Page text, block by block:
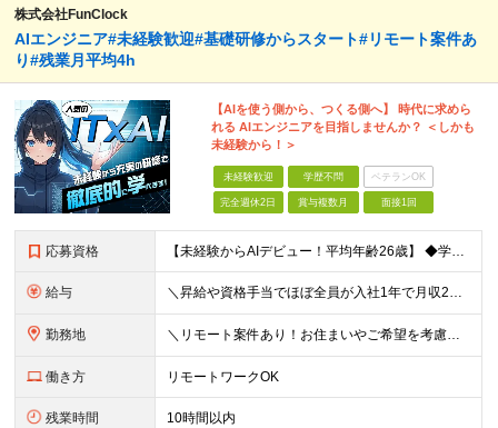
株式会社FunClock
AIエンジニア#未経験歓迎#基礎研修からスタート#リモート案件あ
り#残業月平均4h
【AIを使う側から、つくる側へ】 時代に求めら
れる AIエンジニアを目指しませんか？ ＜しかも
未経験から！＞
未経験歓迎 学歴不問 ベテランOK
完全週休2日 賞与複数月 面接1回
応募資格 【未経験からAIデビュー！平均年齢26歳】 ◆学歴不問 ◆職種・業種未経験歓迎 ◆第二新卒歓迎 ＼下記に当てはまるあなたをお待ちしています！／ □AIを「つかう側」から「つくる側」になりたい方 □未
給与 ＼昇給や資格手当でほぼ全員が入社1年で月収2万円UP！／ 【経験者】 月給25万円～＋資格手当（1種類につき月1万円以上） 【未経験者】 月給20万円～＋資格手当（1種類につき月1万円以上） ※月
勤務地 ＼リモート案件あり！お住まいやご希望を考慮した案件で働ける◎／ 本社または東京・神奈川・千葉・埼玉の各プロジェクト先にて勤務いただきます 【本社】 東京都港区六本木4-8-5 和幸ビル7F ※（
働き方 リモートワークOK
残業時間 10時間以内